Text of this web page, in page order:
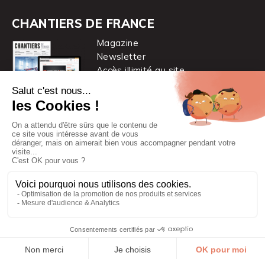
CHANTIERS DE FRANCE
Magazine
Newsletter
Accès illimité au site
Chantiers de France est une marque
| Mentions légales
Protection des données personnelles
Cookies